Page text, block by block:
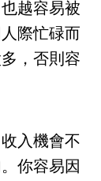
越容易被
際忙碌而
，否則容
入機會不
你容易因